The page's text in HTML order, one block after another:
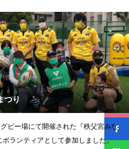
つり
ビー場にて開催された『秩父宮みな
ランティアとして参加しました。